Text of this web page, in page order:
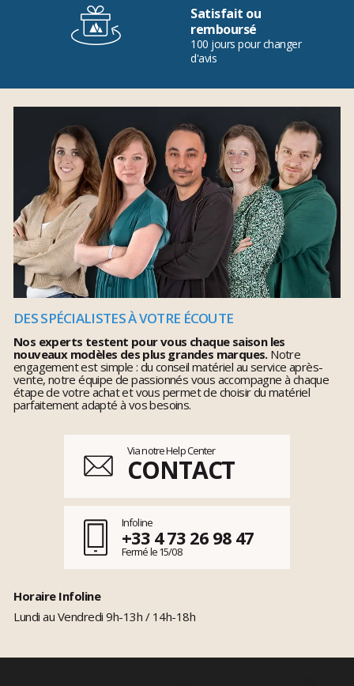
Satisfait ou
remboursé
100 jours pour changer
d'avis
DES SPÉCIALISTES À VOTRE ÉCOUTE
Nos experts testent pour vous chaque saison les
nouveaux modèles des plus grandes marques.Notre
engagement est simple : du conseil matériel au service après-
vente, notre équipe de passionnés vous accompagne à chaque
étape de votre achat et vous permet de choisir du matériel
parfaitement adapté à vos besoins.
Via notre Help Center
CONTACT
Infoline
+33 4 73 26 98 47
Fermé le 15/08
Horaire Infoline
Lundi au Vendredi 9h-13h / 14h-18h